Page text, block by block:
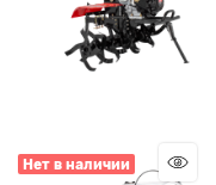
Нет в наличии